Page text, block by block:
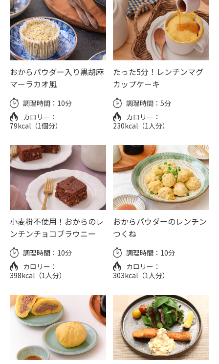
おからパウダー入り黒胡麻
マーラカオ風
調理時間： 10分
カロリー：
79kcal（1個分）
たった5分！レンチンマグ
カップケーキ
調理時間： 5分
カロリー：
230kcal（1人分）
小麦粉不使用！おからのレ
ンチンチョコブラウニー
調理時間： 10分
カロリー：
398kcal（1人分）
おからパウダーのレンチン
つくね
調理時間： 10分
カロリー：
303kcal（1人分）